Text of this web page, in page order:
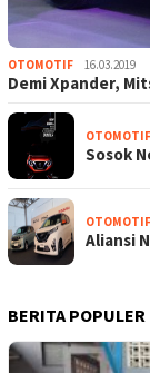
OTOMOTIF 16.03.2019
Demi Xpander,
OTOMOTIF
Sosok
OTOMOTIF
Aliansi
BERITA POPULER